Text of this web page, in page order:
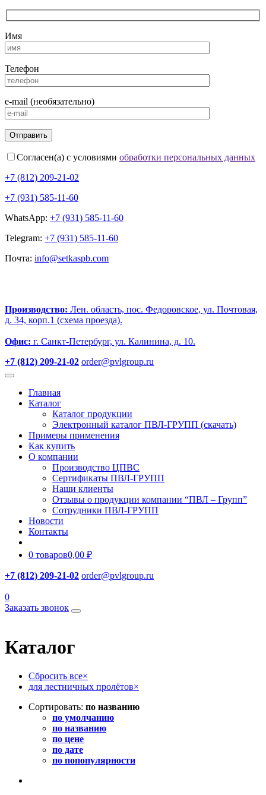
Имя
Телефон
e-mail (необязательно)
Согласен(а) с условиями обработки персональных данных
+7 (812) 209-21-02
+7 (931) 585-11-60
WhatsApp: +7 (931) 585-11-60
Telegram: +7 (931) 585-11-60
Почта: info@setkaspb.com
Производство: Лен. область, пос. Федоровское, ул. Почтовая,
д. 34, корп.1 (схема проезда).
Офис: г. Санкт-Петербург, ул. Калинина, д. 10.
+7 (812) 209-21-02 order@pvlgroup.ru
Главная
Каталог
Каталог продукции
Электронный каталог ПВЛ-ГРУПП (скачать)
Примеры применения
Как купить
О компании
Производство ЦПВС
Сертификаты ПВЛ-ГРУПП
Наши клиенты
Отзывы о продукции компании “ПВЛ – Групп”
Сотрудники ПВЛ-ГРУПП
Новости
Контакты
0 товаров0,00 ₽
+7 (812) 209-21-02 order@pvlgroup.ru
0
Заказать звонок
Каталог
Сбросить все×
для лестничных пролётов×
Сортировать: по названию
по умолчанию
по названию
по цене
по дате
по попопулярности